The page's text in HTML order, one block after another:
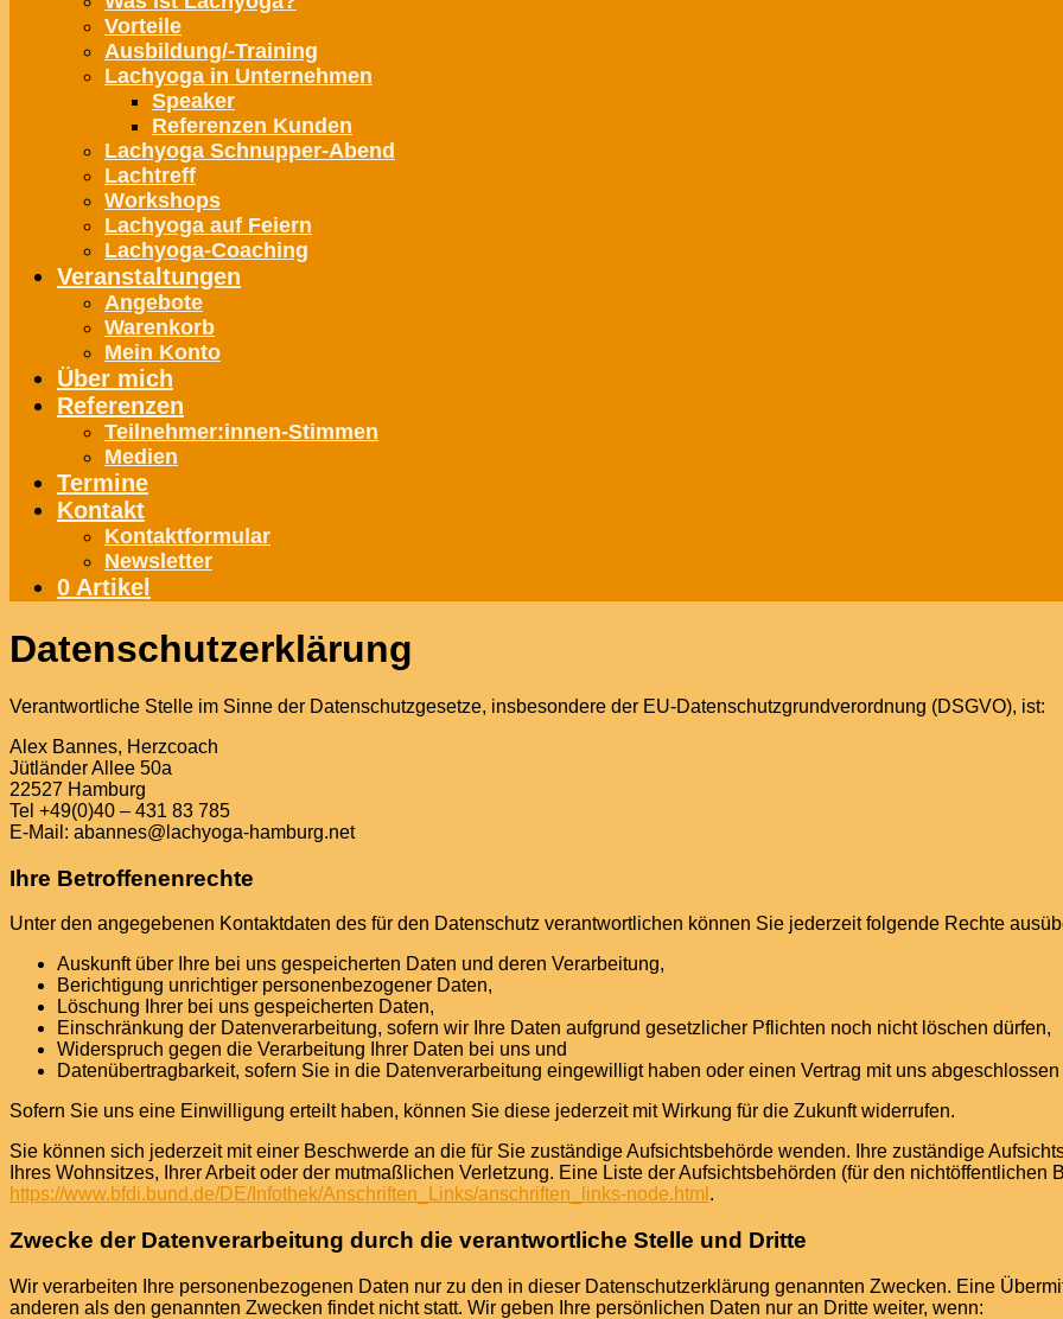
Vorteile
Ausbildung/-Training
Lachyoga in Unternehmen
Speaker
Referenzen Kunden
Lachyoga Schnupper-Abend
Lachtreff
Workshops
Lachyoga auf Feiern
Lachyoga-Coaching
Veranstaltungen
Angebote
Warenkorb
Mein Konto
Über mich
Referenzen
Teilnehmer:innen-Stimmen
Medien
Termine
Kontakt
Kontaktformular
Newsletter
0 Artikel
Datenschutzerklärung
Verantwortliche Stelle im Sinne der Datenschutzgesetze, insbesondere der EU-Datenschutzgrundverordnung (DSGVO), ist:
Alex Bannes, Herzcoach
Jütländer Allee 50a
22527 Hamburg
Tel +49(0)40 – 431 83 785
E-Mail: abannes@lachyoga-hamburg.net
Ihre Betroffenenrechte
Unter den angegebenen Kontaktdaten des für den Datenschutz verantwortlichen können Sie jederzeit folgende Rechte
Auskunft über Ihre bei uns gespeicherten Daten und deren Verarbeitung,
Berichtigung unrichtiger personenbezogener Daten,
Löschung Ihrer bei uns gespeicherten Daten,
Einschränkung der Datenverarbeitung, sofern wir Ihre Daten aufgrund gesetzlicher Pflichten noch nicht löschen dürfen,
Widerspruch gegen die Verarbeitung Ihrer Daten bei uns und
Datenübertragbarkeit, sofern Sie in die Datenverarbeitung eingewilligt haben oder einen Vertrag mit uns
Sofern Sie uns eine Einwilligung erteilt haben, können Sie diese jederzeit mit Wirkung für die Zukunft widerrufen.
Sie können sich jederzeit mit einer Beschwerde an die für Sie zuständige Aufsichtsbehörde wenden. Ihre zuständige
Ihres Wohnsitzes, Ihrer Arbeit oder der mutmaßlichen Verletzung. Eine Liste der Aufsichtsbehörden (für den nichtöffentlichen
https://www.bfdi.bund.de/DE/Infothek/Anschriften_Links/anschriften_links-node.html .
Zwecke der Datenverarbeitung durch die verantwortliche Stelle und Dritte
Wir verarbeiten Ihre personenbezogenen Daten nur zu den in dieser Datenschutzerklärung genannten Zwecken. Eine
anderen als den genannten Zwecken findet nicht statt. Wir geben Ihre persönlichen Daten nur an Dritte weiter, wenn: